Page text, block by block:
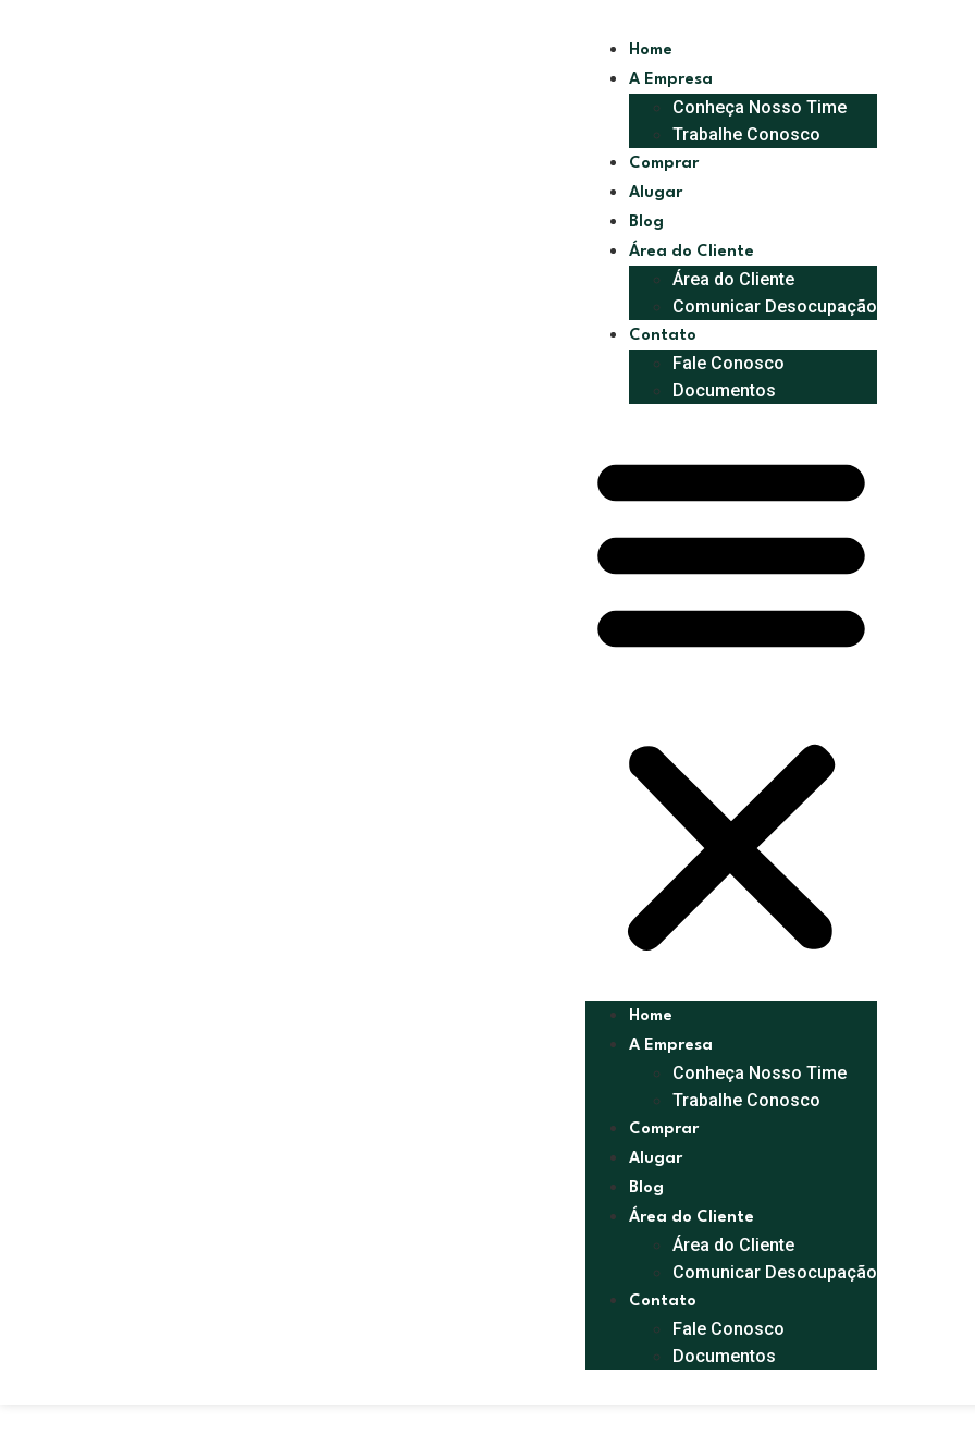
Home
A Empresa
Conheça Nosso Time
Trabalhe Conosco
Comprar
Alugar
Blog
Área do Cliente
Área do Cliente
Comunicar Desocupação
Contato
Fale Conosco
Documentos
Home
A Empresa
Conheça Nosso Time
Trabalhe Conosco
Comprar
Alugar
Blog
Área do Cliente
Área do Cliente
Comunicar Desocupação
Contato
Fale Conosco
Documentos